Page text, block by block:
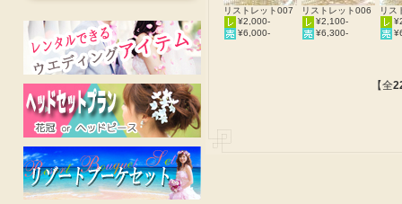
リストレット007
¥2,000-
¥6,000-
リストレット006
¥2,100-
¥6,300-
リス
【全